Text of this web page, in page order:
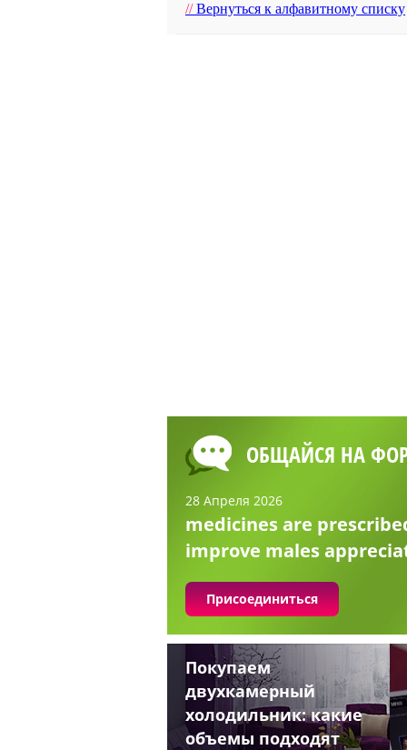
//Вернуться к алфавитному списку
ОБЩАЙСЯ НА
28 Апреля 2026
medicines are
improve males
Присоединиться
Покупаем
двухкамерный
холодильник: какие
объемы подходят